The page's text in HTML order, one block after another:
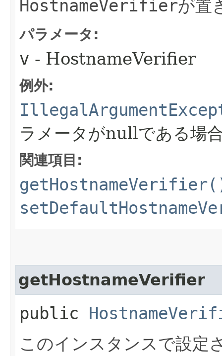
HostnameVerifierが置
パラメータ:
v - HostnameVerifier
例外:
ラメータがnullである場
関連項目:
getHostnameVerifier
public
このインスタンスで設定